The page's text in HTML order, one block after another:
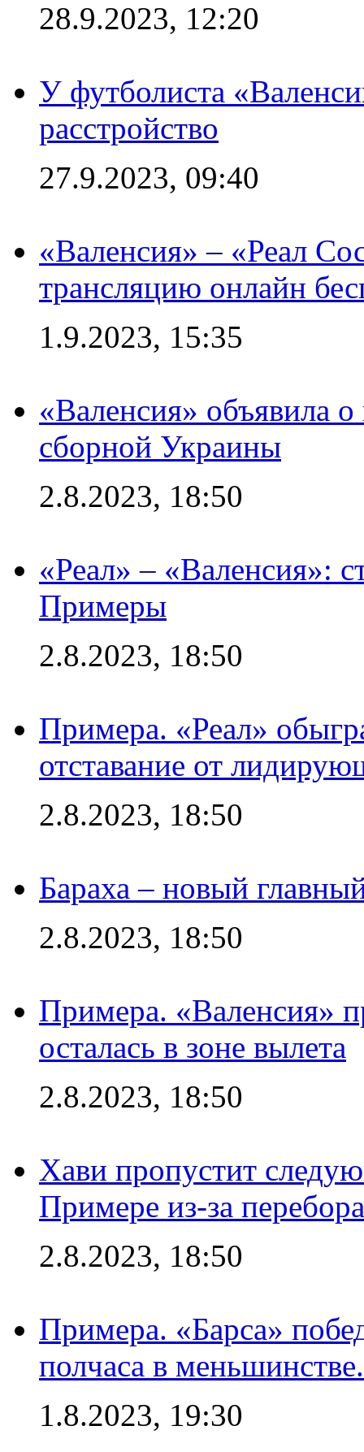
28.9.2023, 12:20
У футболиста
расстройство
27.9.2023, 09:40
«Валенсия» – «Реал
трансляцию онлайн
1.9.2023, 15:35
«Валенсия» объявила
сборной Украины
2.8.2023, 18:50
«Реал» – «Валенсия»:
Примеры
2.8.2023, 18:50
Примера. «Реал»
отставание от
2.8.2023, 18:50
Бараха – новый
2.8.2023, 18:50
Примера. «Валенсия»
осталась в зоне вылета
2.8.2023, 18:50
Хави пропустит
Примере из-за
2.8.2023, 18:50
Примера. «Барса»
полчаса в
1.8.2023, 19:30